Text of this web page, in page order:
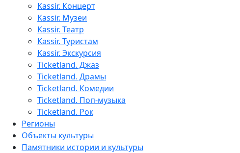
Kassir. Концерт
Kassir. Музеи
Kassir. Театр
Kassir. Туристам
Kassir. Экскурсия
Ticketland. Джаз
Ticketland. Драмы
Ticketland. Комедии
Ticketland. Поп-музыка
Ticketland. Рок
Регионы
Объекты культуры
Памятники истории и культуры